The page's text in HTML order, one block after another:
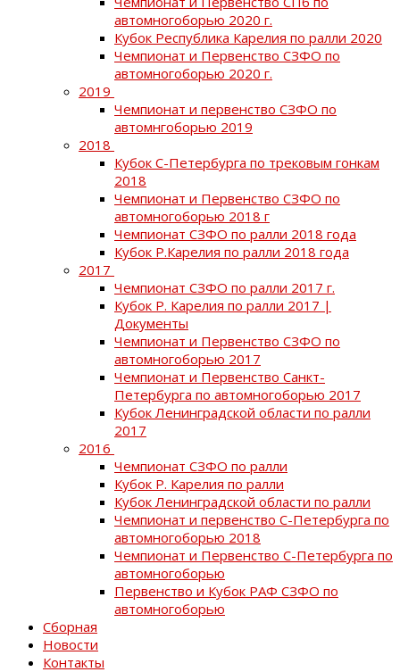
автомногоборью 2020 г.
Кубок Республика Карелия по ралли 2020
Чемпионат и Первенство СЗФО по
автомногоборью 2020 г.
2019
Чемпионат и первенство СЗФО по
автомнгоборью 2019
2018
Кубок С-Петербурга по трековым гонкам
2018
Чемпионат и Первенство СЗФО по
автомногоборью 2018 г
Чемпионат СЗФО по ралли 2018 года
Кубок Р.Карелия по ралли 2018 года
2017
Чемпионат СЗФО по ралли 2017 г.
Кубок Р. Карелия по ралли 2017 |
Документы
Чемпионат и Первенство СЗФО по
автомногоборью 2017
Чемпионат и Первенство Санкт-
Петербурга по автомногоборью 2017
Кубок Ленинградской области по ралли
2017
2016
Чемпионат СЗФО по ралли
Кубок Р. Карелия по ралли
Кубок Ленинградской области по ралли
Чемпионат и первенство С-Петербурга по
автомногоборью 2018
Чемпионат и Первенство С-Петербурга по
автомногоборью
Первенство и Кубок РАФ СЗФО по
автомногоборью
Сборная
Новости
Контакты